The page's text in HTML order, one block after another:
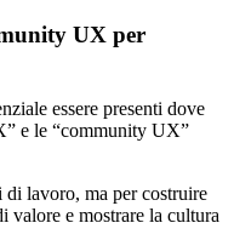
UX per
essere presenti dove
e le “community UX”
lavoro, ma per costruire
valore e mostrare la cultura